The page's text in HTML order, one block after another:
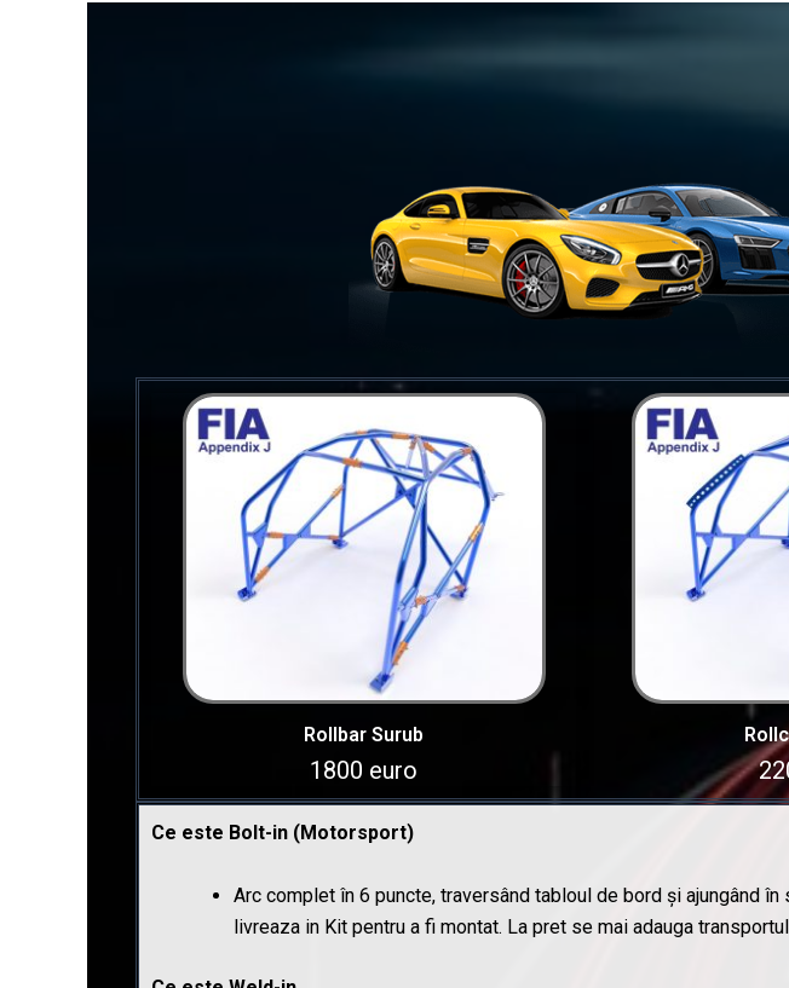
Rollbar Surub
1800 euro
Ce este Bolt-in (Motorsport)
Arc complet în 6 puncte, traversând tabloul de bord și ajungând
livreaza in Kit pentru a fi montat. La pret se mai adauga